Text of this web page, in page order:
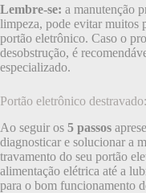
Lembre-se: a manutenção
limpeza, pode evitar muitos
portão eletrônico. Caso o
desobstrução, é
especializado.
Portão eletrônico
Ao seguir os 5 passos
diagnosticar e solucionar a
travamento do seu portão
alimentação elétrica até a
para o bom funcionamento